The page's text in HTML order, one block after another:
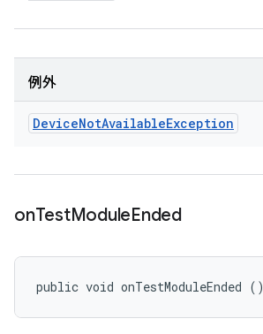
例外
DeviceNotAvailableException
onTestModuleEnded
public void onTestModuleEnded ()